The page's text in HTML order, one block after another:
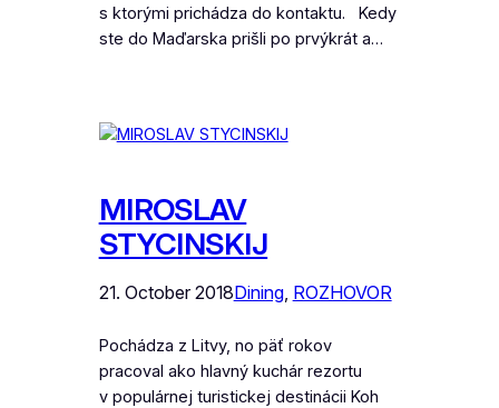
s ktorými prichádza do kontaktu. Kedy
ste do Maďarska prišli po prvýkrát a…
MIROSLAV
STYCINSKIJ
21. October 2018Dining, ROZHOVOR
Pochádza z Litvy, no päť rokov
pracoval ako hlavný kuchár rezortu
v populárnej turistickej destinácii Koh